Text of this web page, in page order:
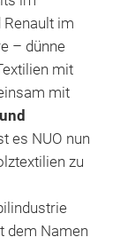
im
– dünne
mit
mit
es NUO nun
zu
dem Namen